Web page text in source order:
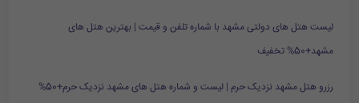
لیست هتل های دولتی مشهد با شماره تلفن و قیمت | بهترین هتل های
مشهد+50% تخفیف
رزرو هتل مشهد نزدیک حرم | لیست و شماره هتل های مشهد نزدیک حرم+50%